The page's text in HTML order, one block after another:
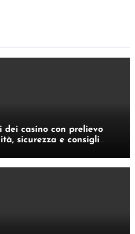
dei casino con prelievo
sicurezza e consigli